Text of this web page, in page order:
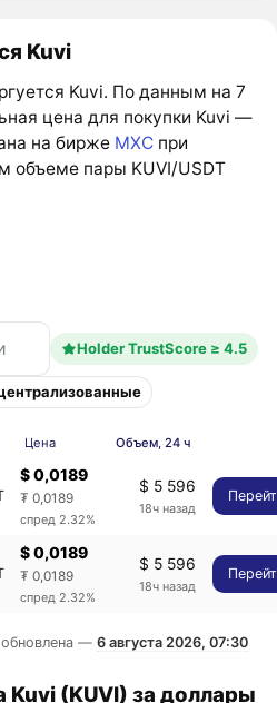
Kuvi
Kuvi. По данным на 7
цена для покупки Kuvi —
на бирже MXC при
объеме пары KUVI/USDT
Holder TrustScore ≥ 4.5
Цена Объем, 24 ч
$ 0,0189
₮ 0,0189
спред 2.32%
$ 5 596
18ч назад
$ 0,0189
₮ 0,0189
спред 2.32%
$ 5 596
18ч назад
обновлена —6 августа 2026, 07:30
(KUVI) за доллары